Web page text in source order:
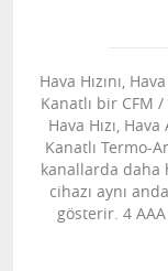
Hava Hızını,
Kanatlı bir CFM
Hava Hızı,
Kanatlı Termo-
kanallarda daha
cihazı aynı
gösterir. 4